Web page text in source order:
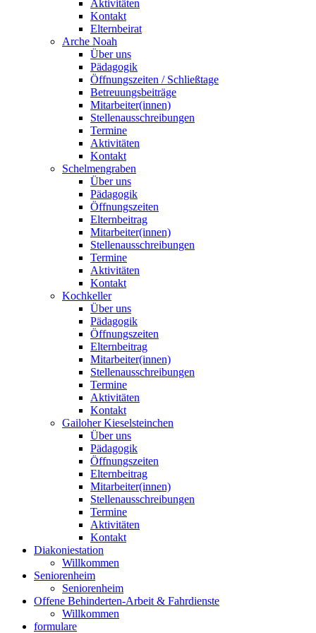
Aktivitäten
Kontakt
Elternbeirat
Arche Noah
Über uns
Pädagogik
Öffnungszeiten / Schließtage
Betreuungsbeiträge
Mitarbeiter(innen)
Stellenausschreibungen
Termine
Aktivitäten
Kontakt
Schelmengraben
Über uns
Pädagogik
Öffnungszeiten
Elternbeitrag
Mitarbeiter(innen)
Stellenausschreibungen
Termine
Aktivitäten
Kontakt
Kochkeller
Über uns
Pädagogik
Öffnungszeiten
Elternbeitrag
Mitarbeiter(innen)
Stellenausschreibungen
Termine
Aktivitäten
Kontakt
Gailoher Kieselsteinchen
Über uns
Pädagogik
Öffnungszeiten
Elternbeitrag
Mitarbeiter(innen)
Stellenausschreibungen
Termine
Aktivitäten
Kontakt
Diakoniestation
Willkommen
Seniorenheim
Seniorenheim
Offene Behinderten-Arbeit & Fahrdienste
Willkommen
formulare